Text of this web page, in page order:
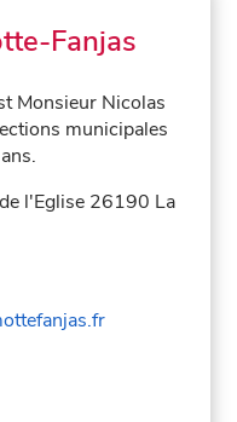
Fanjas
Monsieur Nicolas
municipales
l'Eglise 26190 La